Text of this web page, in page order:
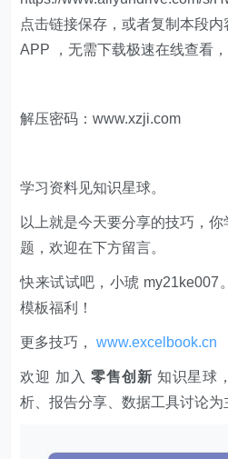
点击链接保存，或者复制本段内
APP ，无需下载极速在线查看
解压密码：www.xzji.com
学习资料见知识星球。
以上就是今天要分享的技巧，
题，欢迎在下方留言。
快来试试吧，小琥 my21ke007
模板福利​​​​！
更多技巧，www.excelbook.cn
欢迎 加入 零售创新 知识星球
析、报告分享、数据工具讨论为